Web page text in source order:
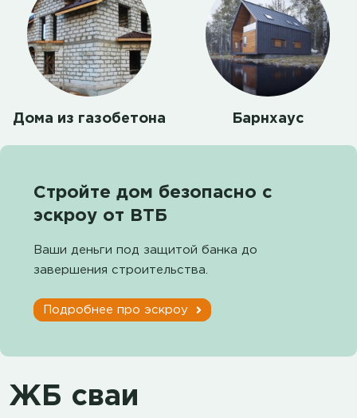
Дома из газобетона Барнхаус
Стройте дом безопасно с
эскроу от ВТБ
Ваши деньги под защитой банка до
завершения строительства.
Подробнее про эскроу
ЖБ сваи